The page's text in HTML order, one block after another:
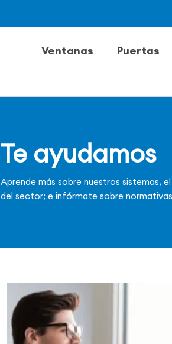
Ventanas Puertas
Te ayudamos
Aprende más sobre nuestros sistemas,
del sector; e infórmate sobre